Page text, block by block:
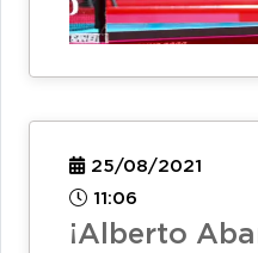
25/08/2021
11:06
¡Alberto